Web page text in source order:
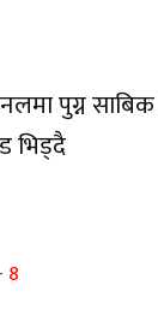
पुग्न
भिड्दै